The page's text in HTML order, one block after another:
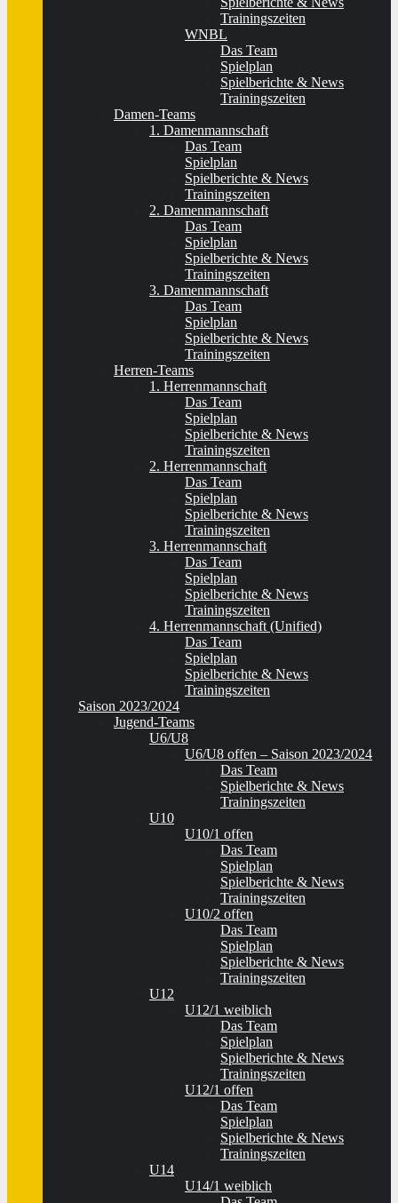
Trainingszeiten
WNBL
Das Team
Spielplan
Spielberichte & News
Trainingszeiten
Damen-Teams
1. Damenmannschaft
Das Team
Spielplan
Spielberichte & News
Trainingszeiten
2. Damenmannschaft
Das Team
Spielplan
Spielberichte & News
Trainingszeiten
3. Damenmannschaft
Das Team
Spielplan
Spielberichte & News
Trainingszeiten
Herren-Teams
1. Herrenmannschaft
Das Team
Spielplan
Spielberichte & News
Trainingszeiten
2. Herrenmannschaft
Das Team
Spielplan
Spielberichte & News
Trainingszeiten
3. Herrenmannschaft
Das Team
Spielplan
Spielberichte & News
Trainingszeiten
4. Herrenmannschaft (Unified)
Das Team
Spielplan
Spielberichte & News
Trainingszeiten
Saison 2023/2024
Jugend-Teams
U6/U8
U6/U8 offen – Saison 2023/2024
Das Team
Spielberichte & News
Trainingszeiten
U10
U10/1 offen
Das Team
Spielplan
Spielberichte & News
Trainingszeiten
U10/2 offen
Das Team
Spielplan
Spielberichte & News
Trainingszeiten
U12
U12/1 weiblich
Das Team
Spielplan
Spielberichte & News
Trainingszeiten
U12/1 offen
Das Team
Spielplan
Spielberichte & News
Trainingszeiten
U14
U14/1 weiblich